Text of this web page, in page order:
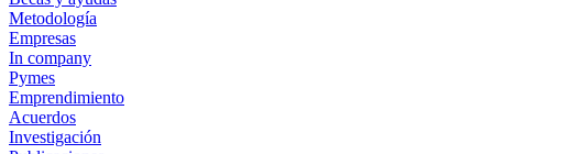
Metodología
Empresas
In company
Pymes
Emprendimiento
Acuerdos
Investigación